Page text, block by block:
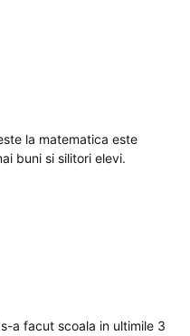
la matematica este
buni si silitori elevi.
a facut scoala in ultimile 3